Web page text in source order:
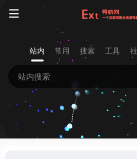
站内 常用 搜索 工具